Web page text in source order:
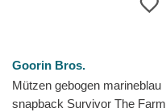
Goorin Bros.
Mützen gebogen marineblau
snapback Survivor The Farm